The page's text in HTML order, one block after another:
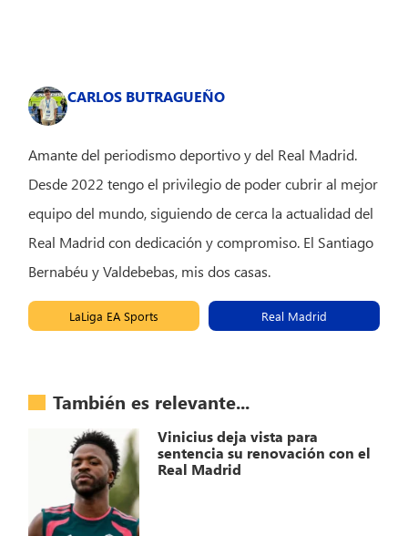
CARLOS BUTRAGUEÑO
Amante del periodismo deportivo y del Real Madrid.
Desde 2022 tengo el privilegio de poder cubrir al mejor
equipo del mundo, siguiendo de cerca la actualidad del
Real Madrid con dedicación y compromiso. El Santiago
Bernabéu y Valdebebas, mis dos casas.
LaLiga EA Sports Real Madrid
También es relevante...
Vinicius deja vista para
sentencia su renovación con el
Real Madrid